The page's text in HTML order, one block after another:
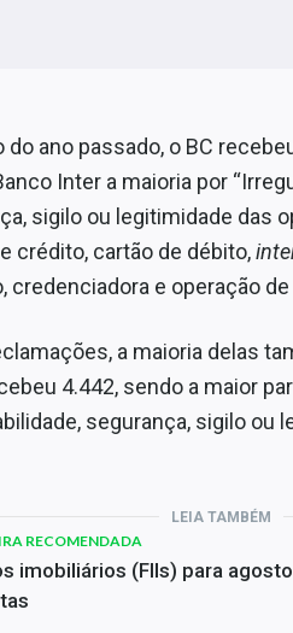
do ano passado, o BC
Inter a maioria por
sigilo ou legitimidade das
crédito, cartão de débito,
e operação de
a maioria delas
4.442, sendo a maior
segurança, sigilo ou
LEIA TAMBÉM
RECOMENDADA
imobiliários (FIIs) para